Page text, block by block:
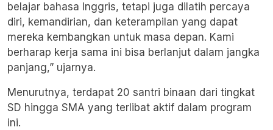
belajar bahasa Inggris, tetapi juga dilatih percaya
diri, kemandirian, dan keterampilan yang dapat
mereka kembangkan untuk masa depan. Kami
berharap kerja sama ini bisa berlanjut dalam jangka
panjang,” ujarnya.
Menurutnya, terdapat 20 santri binaan dari tingkat
SD hingga SMA yang terlibat aktif dalam program
ini.